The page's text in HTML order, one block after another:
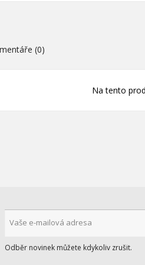
(0)
Na tento
Odběr novinek můžete kdykoliv zrušit.